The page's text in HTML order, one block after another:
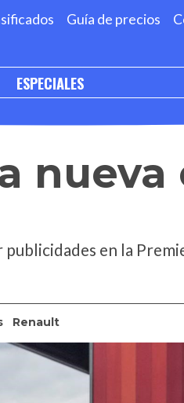
Guía de precios
ESPECIALES
nueva
en la
Renault